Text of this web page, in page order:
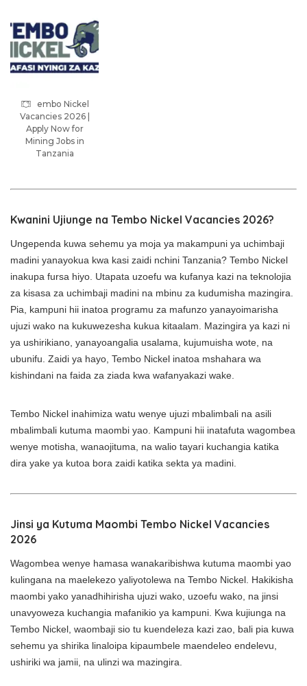
embo Nickel
Vacancies 2026 |
Apply Now for
Mining Jobs in
Tanzania
Kwanini Ujiunge na Tembo Nickel Vacancies 2026?
Ungependa kuwa sehemu ya moja ya makampuni ya uchimbaji
madini yanayokua kwa kasi zaidi nchini Tanzania? Tembo Nickel
inakupa fursa hiyo. Utapata uzoefu wa kufanya kazi na teknolojia
za kisasa za uchimbaji madini na mbinu za kudumisha mazingira.
Pia, kampuni hii inatoa programu za mafunzo yanayoimarisha
ujuzi wako na kukuwezesha kukua kitaalam. Mazingira ya kazi ni
ya ushirikiano, yanayoangalia usalama, kujumuisha wote, na
ubunifu. Zaidi ya hayo, Tembo Nickel inatoa mshahara wa
kishindani na faida za ziada kwa wafanyakazi wake.
Tembo Nickel inahimiza watu wenye ujuzi mbalimbali na asili
mbalimbali kutuma maombi yao. Kampuni hii inatafuta wagombea
wenye motisha, wanaojituma, na walio tayari kuchangia katika
dira yake ya kutoa bora zaidi katika sekta ya madini.
Jinsi ya Kutuma Maombi Tembo Nickel Vacancies
2026
Wagombea wenye hamasa wanakaribishwa kutuma maombi yao
kulingana na maelekezo yaliyotolewa na Tembo Nickel. Hakikisha
maombi yako yanadhihirisha ujuzi wako, uzoefu wako, na jinsi
unavyoweza kuchangia mafanikio ya kampuni. Kwa kujiunga na
Tembo Nickel, waombaji sio tu kuendeleza kazi zao, bali pia kuwa
sehemu ya shirika linaloipa kipaumbele maendeleo endelevu,
ushiriki wa jamii, na ulinzi wa mazingira.